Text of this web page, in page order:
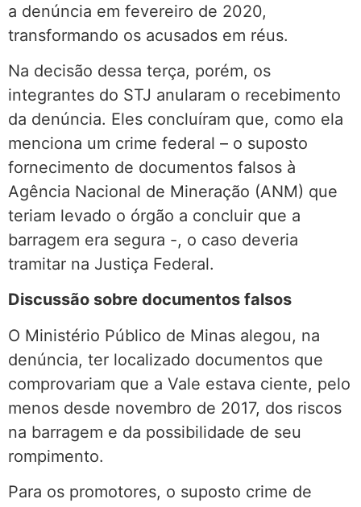
a denúncia em fevereiro de 2020,
transformando os acusados em réus.
Na decisão dessa terça, porém, os
integrantes do STJ anularam o recebimento
da denúncia. Eles concluíram que, como ela
menciona um crime federal – o suposto
fornecimento de documentos falsos à
Agência Nacional de Mineração (ANM) que
teriam levado o órgão a concluir que a
barragem era segura -, o caso deveria
tramitar na Justiça Federal.
Discussão sobre documentos falsos
O Ministério Público de Minas alegou, na
denúncia, ter localizado documentos que
comprovariam que a Vale estava ciente, pelo
menos desde novembro de 2017, dos riscos
na barragem e da possibilidade de seu
rompimento.
Para os promotores, o suposto crime de